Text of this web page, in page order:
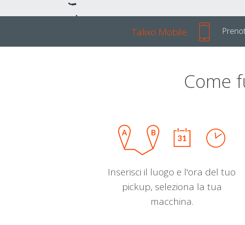
Talixo Mobile
Come
Inserisci il luogo e l'ora del tuo
pickup, seleziona la tua
macchina.